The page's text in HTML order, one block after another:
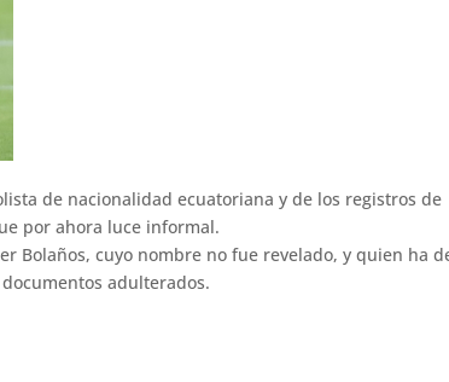
de nacionalidad ecuatoriana y de los registros de
por ahora luce informal.
Bolaños, cuyo nombre no fue revelado, y quien ha
adulterados.